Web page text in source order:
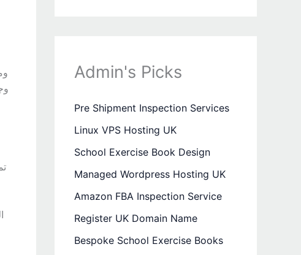
Admin's Picks
Pre Shipment Inspection Services
Linux VPS Hosting UK
School Exercise Book Design
Managed Wordpress Hosting UK
Amazon FBA Inspection Service
Register UK Domain Name
Bespoke School Exercise Books